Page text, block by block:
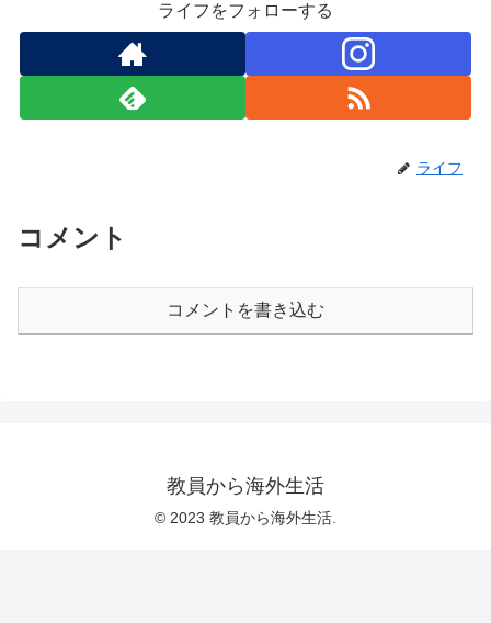
ライフをフォローする
ライフ
コメント
コメントを書き込む
教員から海外生活
© 2023 教員から海外生活.